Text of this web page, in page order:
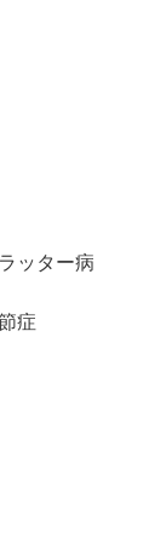
ッター病
症